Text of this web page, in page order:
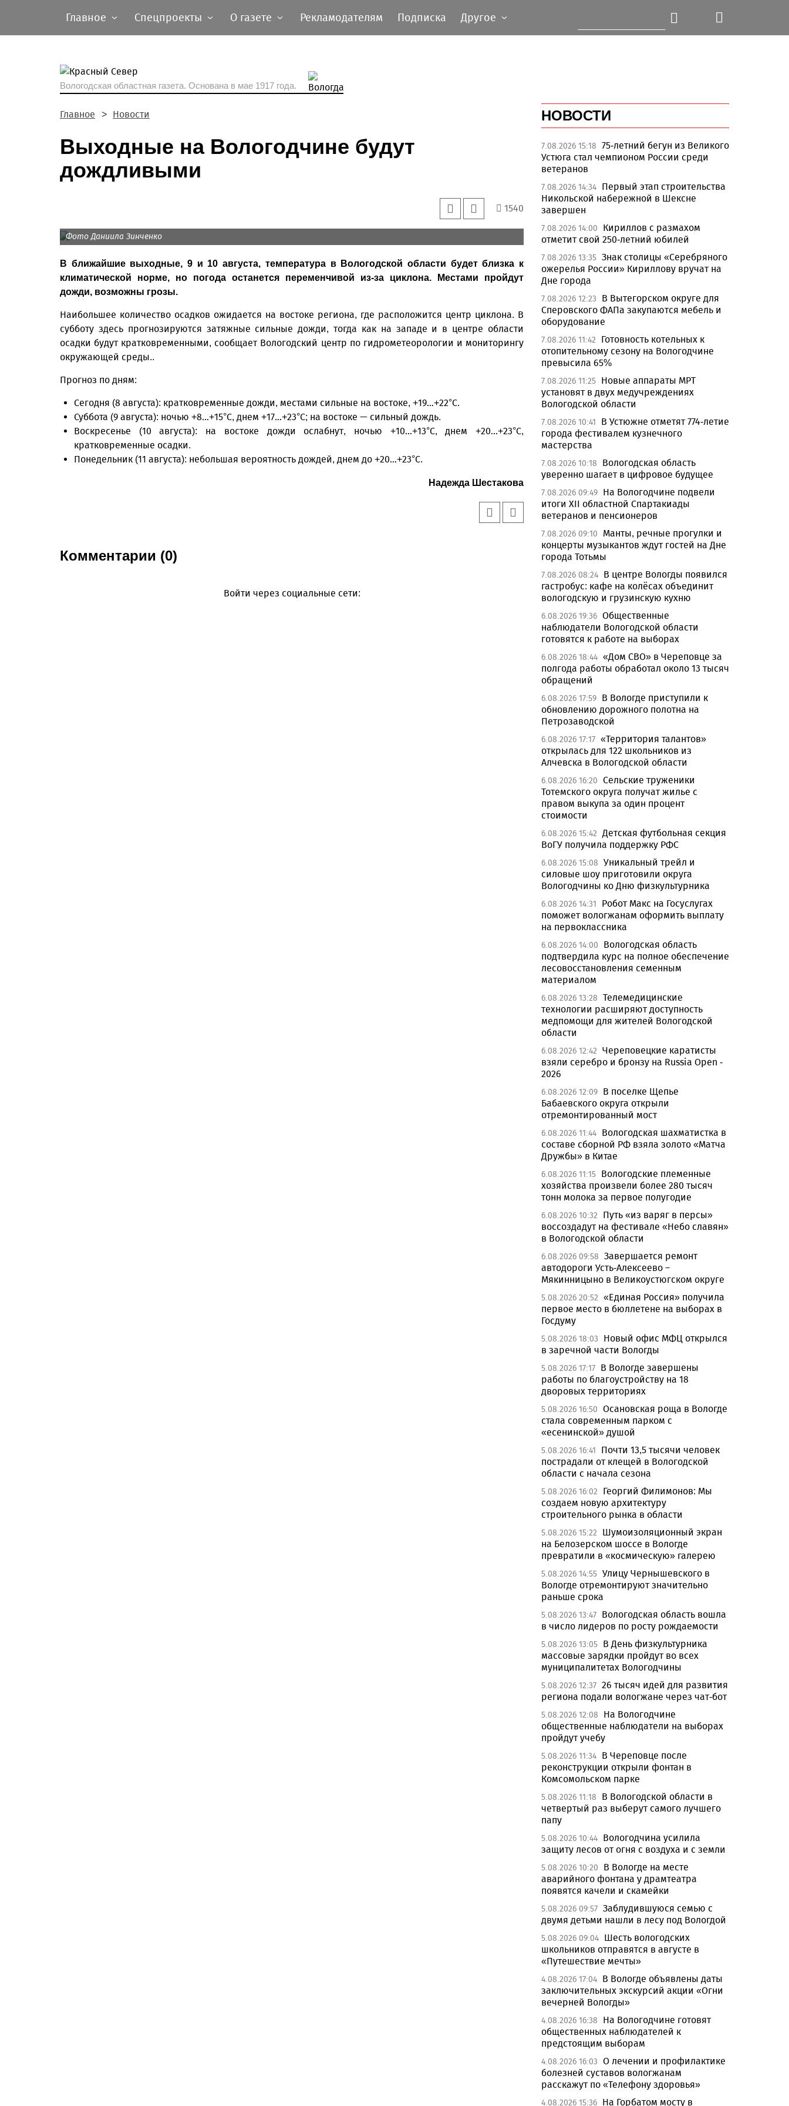
Главное Спецпроекты О газете Рекламодателям Подписка Другое
Вологодская областная газета. Основана в мае 1917 года.
Главное Новости
Выходные на Вологодчине будут
дождливыми
1540
Фото Даниила Зинченко
В ближайшие выходные, 9 и 10 августа, температура в Вологодской области будет близка к
климатической норме, но погода останется переменчивой из-за циклона. Местами пройдут
дожди, возможны грозы.
Наибольшее количество осадков ожидается на востоке региона, где расположится центр циклона. В
субботу здесь прогнозируются затяжные сильные дожди, тогда как на западе и в центре области
осадки будут кратковременными, сообщает Вологодский центр по гидрометеорологии и мониторингу
окружающей среды..
Прогноз по дням:
Сегодня (8 августа): кратковременные дожди, местами сильные на востоке, +19…+22°C.
Суббота (9 августа): ночью +8…+15°C, днем +17…+23°C; на востоке — сильный дождь.
Воскресенье (10 августа): на востоке дожди ослабнут, ночью +10…+13°C, днем +20…+23°C,
кратковременные осадки.
Понедельник (11 августа): небольшая вероятность дождей, днем до +20…+23°C.
Надежда Шестакова
Комментарии (0)
Войти через социальные сети:
НОВОСТИ
7.08.2026 15:18 75-летний бегун из Великого
Устюга стал чемпионом России среди
ветеранов
7.08.2026 14:34 Первый этап строительства
Никольской набережной в Шексне
завершен
7.08.2026 14:00
Кириллов с размахом
отметит свой 250-летний юбилей
7.08.2026 13:35 Знак столицы «Серебряного
ожерелья России» Кириллову вручат на
Дне города
7.08.2026 12:23
В Вытегорском округе для
Сперовского ФАПа закупаются мебель и
оборудование
7.08.2026 11:42
Готовность котельных к
отопительному сезону на Вологодчине
превысила 65%
7.08.2026 11:25 Новые аппараты МРТ
установят в двух медучреждениях
Вологодской области
7.08.2026 10:41
В Устюжне отметят 774-летие
города фестивалем кузнечного
мастерства
7.08.2026 10:18
Вологодская область
уверенно шагает в цифровое будущее
7.08.2026 09:49 На Вологодчине подвели
итоги XII областной Спартакиады
ветеранов и пенсионеров
7.08.2026 09:10
Манты, речные прогулки и
концерты музыкантов ждут гостей на Дне
города Тотьмы
7.08.2026 08:24 В центре Вологды появился
гастробус: кафе на колёсах объединит
вологодскую и грузинскую кухню
6.08.2026 19:36 Общественные
наблюдатели Вологодской области
готовятся к работе на выборах
6.08.2026 18:44 «Дом СВО» в Череповце за
полгода работы обработал около 13 тысяч
обращений
6.08.2026 17:59 В Вологде приступили к
обновлению дорожного полотна на
Петрозаводской
6.08.2026 17:17 «Территория талантов»
открылась для 122 школьников из
Алчевска в Вологодской области
6.08.2026 16:20 Сельские труженики
Тотемского округа получат жилье с
правом выкупа за один процент
стоимости
6.08.2026 15:42 Детская футбольная секция
ВоГУ получила поддержку РФС
6.08.2026 15:08 Уникальный трейл и
силовые шоу приготовили округа
Вологодчины ко Дню физкультурника
6.08.2026 14:31
Робот Макс на Госуслугах
поможет вологжанам оформить выплату
на первоклассника
6.08.2026 14:00
Вологодская область
подтвердила курс на полное обеспечение
лесовосстановления семенным
материалом
6.08.2026 13:28 Телемедицинские
технологии расширяют доступность
медпомощи для жителей Вологодской
области
6.08.2026 12:42 Череповецкие каратисты
взяли серебро и бронзу на Russia Open -
2026
6.08.2026 12:09 В поселке Щепье
Бабаевского округа открыли
отремонтированный мост
6.08.2026 11:44 Вологодская шахматистка в
составе сборной РФ взяла золото «Матча
Дружбы» в Китае
6.08.2026 11:15 Вологодские племенные
хозяйства произвели более 280 тысяч
тонн молока за первое полугодие
6.08.2026 10:32
Путь «из варяг в персы»
воссоздадут на фестивале «Небо славян»
в Вологодской области
6.08.2026 09:58 Завершается ремонт
автодороги Усть-Алексеево –
Мякинницыно в Великоустюгском округе
5.08.2026 20:52 «Единая Россия» получила
первое место в бюллетене на выборах в
Госдуму
5.08.2026 18:03
Новый офис МФЦ открылся
в заречной части Вологды
5.08.2026 17:17 В Вологде завершены
работы по благоустройству на 18
дворовых территориях
5.08.2026 16:50 Осановская роща в Вологде
стала современным парком с
«есенинской» душой
5.08.2026 16:41
Почти 13,5 тысячи человек
пострадали от клещей в Вологодской
области с начала сезона
5.08.2026 16:02
Георгий Филимонов: Мы
создаем новую архитектуру
строительного рынка в области
5.08.2026 15:22
Шумоизоляционный экран
на Белозерском шоссе в Вологде
превратили в «космическую» галерею
5.08.2026 14:55 Улицу Чернышевского в
Вологде отремонтируют значительно
раньше срока
5.08.2026 13:47 Вологодская область вошла
в число лидеров по росту рождаемости
5.08.2026 13:05 В День физкультурника
массовые зарядки пройдут во всех
муниципалитетах Вологодчины
5.08.2026 12:37 26 тысяч идей для развития
региона подали вологжане через чат-бот
5.08.2026 12:08
На Вологодчине
общественные наблюдатели на выборах
пройдут учебу
5.08.2026 11:34 В Череповце после
реконструкции открыли фонтан в
Комсомольском парке
5.08.2026 11:18
В Вологодской области в
четвертый раз выберут самого лучшего
папу
5.08.2026 10:44 Вологодчина усилила
защиту лесов от огня с воздуха и с земли
5.08.2026 10:20
В Вологде на месте
аварийного фонтана у драмтеатра
появятся качели и скамейки
5.08.2026 09:57 Заблудившуюся семью с
двумя детьми нашли в лесу под Вологдой
5.08.2026 09:04 Шесть вологодских
школьников отправятся в августе в
«Путешествие мечты»
4.08.2026 17:04 В Вологде объявлены даты
заключительных экскурсий акции «Огни
вечерней Вологды»
4.08.2026 16:38
На Вологодчине готовят
общественных наблюдателей к
предстоящим выборам
4.08.2026 16:03 О лечении и профилактике
болезней суставов вологжанам
расскажут по «Телефону здоровья»
4.08.2026 15:36 На Горбатом мосту в